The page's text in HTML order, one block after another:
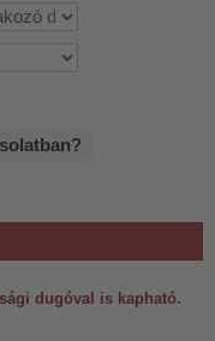
dugóval is kapható.